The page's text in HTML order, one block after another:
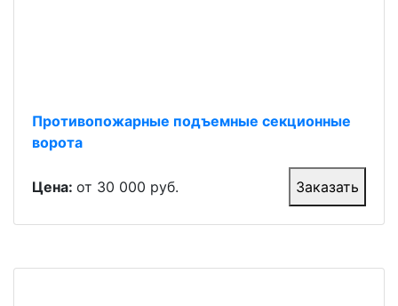
Противопожарные подъемные секционные
ворота
Цена: от 30 000 руб. Заказать